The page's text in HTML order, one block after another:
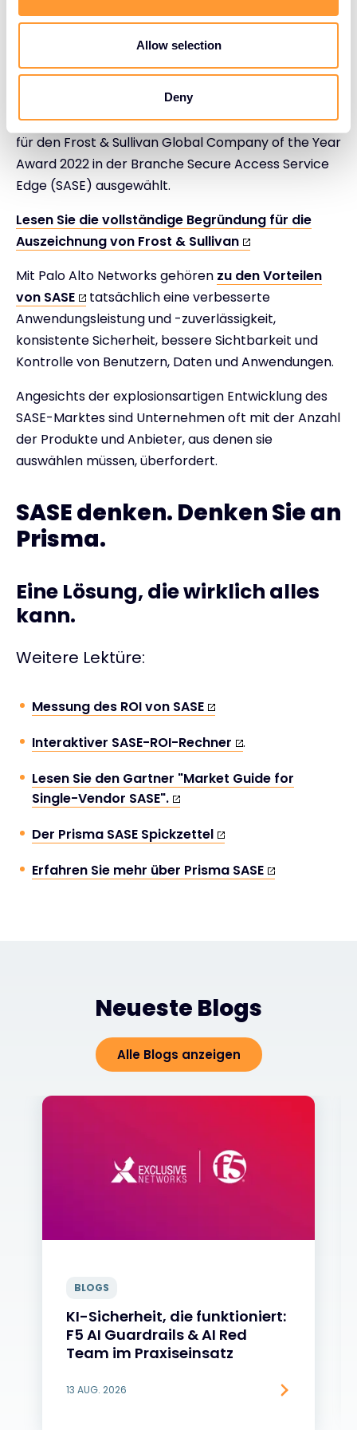
Allow selection
Deny
sicher zu transformieren und sich an die neuen
Realitäten von Cloud- und Hybridarbeit
anzupassen. Frost & Sullivan hat Palo Alto Networks
für den Frost & Sullivan Global Company of the Year
Award 2022 in der Branche Secure Access Service
Edge (SASE) ausgewählt.
Lesen Sie die vollständige Begründung für die
Auszeichnung von Frost & Sullivan
Mit Palo Alto Networks gehören zu den Vorteilen
von SASE
tatsächlich eine verbesserte
Anwendungsleistung und -zuverlässigkeit,
konsistente Sicherheit, bessere Sichtbarkeit und
Kontrolle von Benutzern, Daten und Anwendungen.
Angesichts der explosionsartigen Entwicklung des
SASE-Marktes sind Unternehmen oft mit der Anzahl
der Produkte und Anbieter, aus denen sie
auswählen müssen, überfordert.
SASE denken. Denken Sie an
Prisma.
Eine Lösung, die wirklich alles
kann.
Weitere Lektüre:
Messung des ROI von SASE
Interaktiver SASE-ROI-Rechner
.
Lesen Sie den Gartner "Market Guide for
Single-Vendor SASE".
Der Prisma SASE Spickzettel
Erfahren Sie mehr über Prisma SASE
Neueste Blogs
Alle Blogs anzeigen
BLOGS
KI-Sicherheit, die funktioniert:
F5 AI Guardrails & AI Red
Team im Praxiseinsatz
13 AUG. 2026